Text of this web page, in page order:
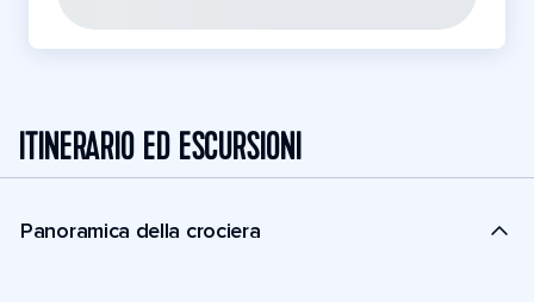
ITINERARIO ED ESCURSIONI
Panoramica della crociera